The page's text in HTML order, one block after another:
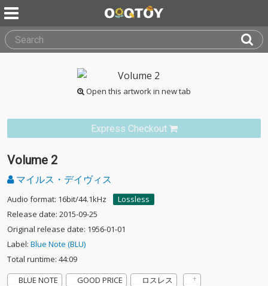
Open this artwork in new tab
Express Checkout
Volume 2
マイルス・デイヴィス
Audio format: 16bit/44.1kHz
Lossless
Release date: 2015-09-25
Original release date: 1956-01-01
Label: Blue Note (BLU)
Total runtime: 44:09
BLUE NOTE
GOOD PRICE ロスレス